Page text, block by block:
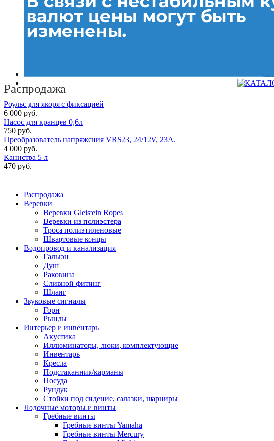
Распродажа
Роульс для якоря с фиксацией
6 000 руб.
Насос для кранцев 0,6л
750 руб.
Преобразователь напряжения VRS23, 24/12V, 23A.
4 000 руб.
Канистра 5 л
470 руб.
Распродажа
Веревки
Веревки Gleistein Ropes
Веревки из полиэстера
Троса полиэтиленовые
Швартовые концы
Водопровод и канализация
Гальюн
Душ
Раковина
Сливной фитинг
Шланг
Звуковые сигналы
Горн
Рынды
Интерьер и инвентарь
Акустика
Иллюминаторы, люки, комплектующие
Инвентарь
Кресла
Подстаканник/карманы
Посуда
Рундук
Стойки под сидение, салазки, шарниры
Лодочные моторы и винты
Гребные винты
Гребные винты Yamaha
Гребные винты Mercury